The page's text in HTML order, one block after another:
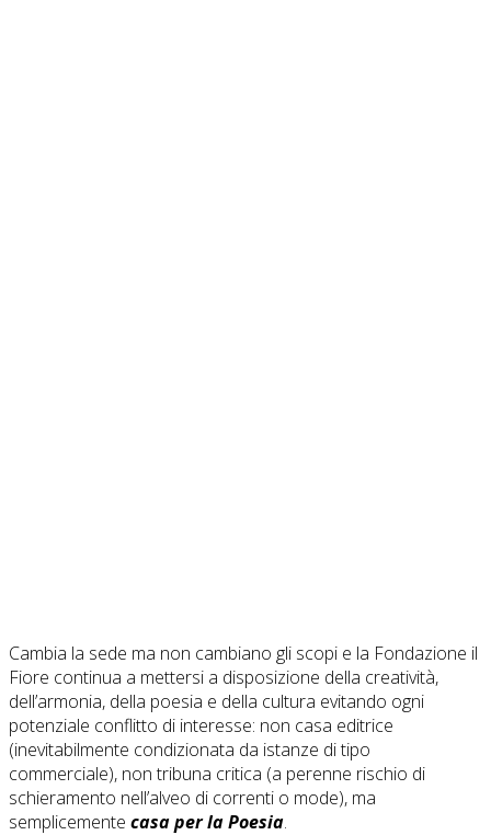
Cambia la sede ma non cambiano gli scopi e la Fondazione il
Fiore continua a mettersi a disposizione della creatività,
dell’armonia, della poesia e della cultura evitando ogni
potenziale conflitto di interesse: non casa editrice
(inevitabilmente condizionata da istanze di tipo
commerciale), non tribuna critica (a perenne rischio di
schieramento nell’alveo di correnti o mode), ma
semplicemente casa per la Poesia.